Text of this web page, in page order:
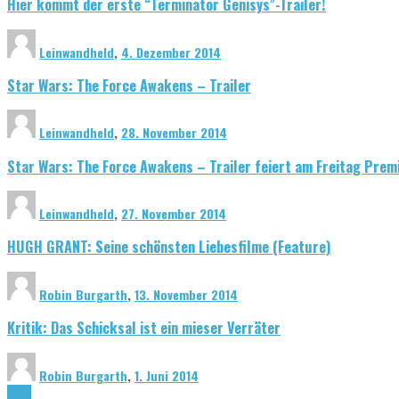
Leinwandheld, 4. Dezember 2014
Star Wars: The Force Awakens – Trailer
Leinwandheld, 28. November 2014
Star Wars: The Force Awakens – Trailer feiert am Freitag
Leinwandheld, 27. November 2014
HUGH GRANT: Seine schönsten Liebesfilme (Feature)
Robin Burgarth,13. November 2014
Kritik: Das Schicksal ist ein mieser Verräter
Robin Burgarth,1. Juni 2014